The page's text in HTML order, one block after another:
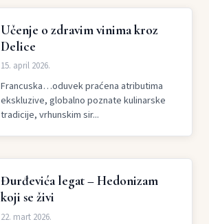
Učenje o zdravim vinima kroz
Delice
15. april 2026.
Francuska…oduvek praćena atributima
ekskluzive, globalno poznate kulinarske
tradicije, vrhunskim sir...
Đurđevića legat – Hedonizam
koji se živi
22. mart 2026.